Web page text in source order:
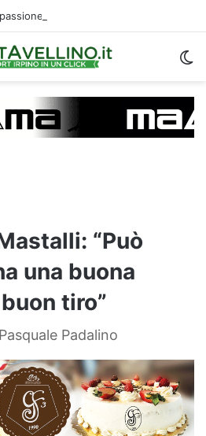
“Può
una buona
tiro”
Padalino